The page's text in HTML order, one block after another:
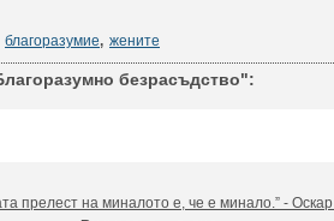
благоразумие, жените
безрасъдство":
прелест на миналото е, че е минало.” -